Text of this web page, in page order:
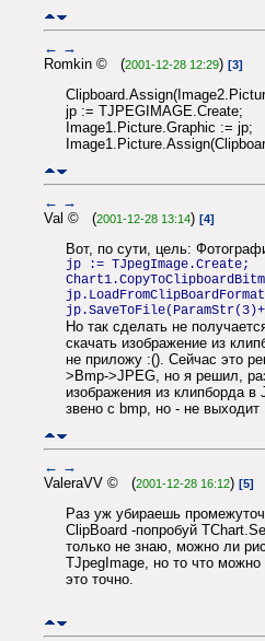
← →
Romkin © (2001-12-28 12:29) [3]
jp := TJPEGIMAGE.Create;
Image1.Picture.Graphic := jp;
← →
Val © (2001-12-28 13:14) [4]
Вот, по сути, цель:
jp := TJpegImage.Create;
Но так сделать не
скачать изображение из
не приложу :(). Сейчас это
>Bmp->JPEG, но я решил,
изображения из клипборда
звено с bmp, но - не выходит
← →
ValeraVV © (2001-12-28 16:12) [5]
Раз уж убираешь
ClipBoard -попробуй
только не знаю, можно ли
TJpegImage, но то что можно
это точно.